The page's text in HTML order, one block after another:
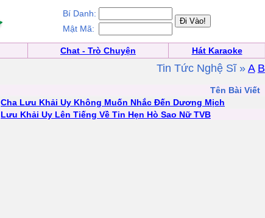
Bí Danh:
Mật Mã:
Chat - Trò Chuyện Hát Karaoke
Tin Tức Nghệ Sĩ » A B
Tên Bài Viết
Cha Lưu Khải Uy Không Muốn Nhắc Đến Dương Mịch
Lưu Khải Uy Lên Tiếng Về Tin Hẹn Hò Sao Nữ TVB